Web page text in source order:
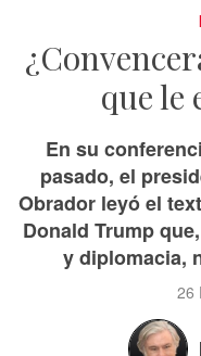
que le
En su
pasado, el
Obrador leyó el
Donald Trump
y diplomacia,
26